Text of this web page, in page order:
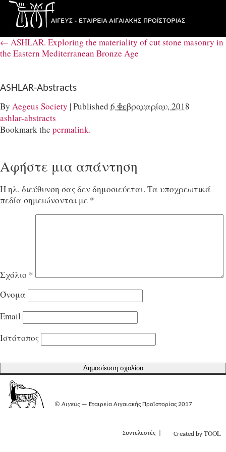
← ASHLAR. Exploring the materiality of cut stone masonry in
the Eastern Mediterranean Bronze Age
ASHLAR-Abstracts
By Aegeus Society |Published 6 Φεβρουαρίου, 2018
ashlar-abstracts
Bookmark the permalink.
Αφήστε μια απάντηση
Η ηλ. διεύθυνση σας δεν δημοσιεύεται. Τα υποχρεωτικά
πεδία σημειώνονται με *
Σχόλιο *
Όνομα
Email
Ιστότοπος
© Αιγεύς— Εταιρεία Αιγαιακής Προϊστορίας 2017
Συντελεστές Created by TOOL